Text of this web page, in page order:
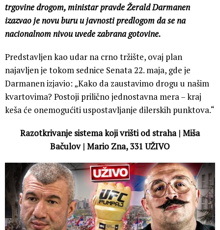
trgovine drogom, ministar pravde Žerald Darmanen
izazvao je novu buru u javnosti predlogom da se na
nacionalnom nivou uvede zabrana gotovine.
Predstavljen kao udar na crno tržište, ovaj plan
najavljen je tokom sednice Senata 22. maja, gde je
Darmanen izjavio: „Kako da zaustavimo drogu u našim
kvartovima? Postoji prilično jednostavna mera – kraj
keša će onemogućiti uspostavljanje dilerskih punktova.“
Razotkrivanje sistema koji vrišti od straha | Miša
Bačulov | Mario Zna, 331 UŽIVO